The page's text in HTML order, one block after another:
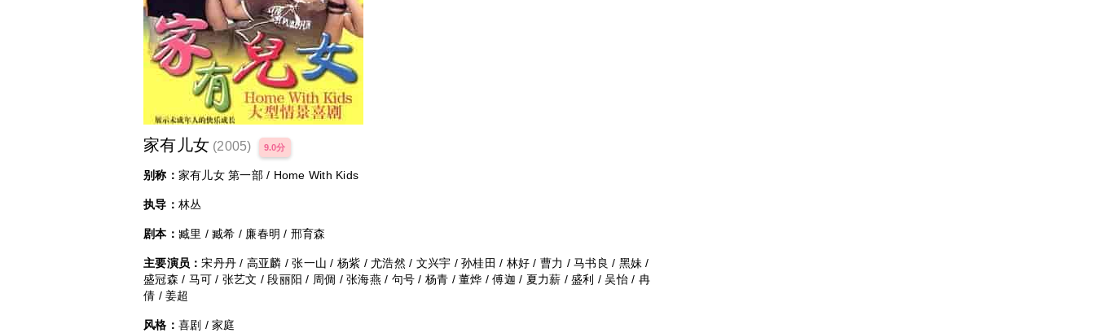
家有儿女 (2005) 9.0分
别称： 家有儿女 第一部 / Home With Kids
执导： 林丛
剧本： 臧里 / 臧希 / 廉春明 / 邢育森
主要演员：宋丹丹 / 高亚麟 / 张一山 / 杨紫 / 尤浩然 / 文兴宇 / 孙桂田 / 林好 / 曹力 / 马书良 / 黑妹 /
盛冠森 / 马可 / 张艺文 / 段丽阳 / 周倜 / 张海燕 / 句号 / 杨青 / 董烨 / 傅迦 / 夏力薪 / 盛利 / 吴怡 / 冉
倩 / 姜超
风格： 喜剧 / 家庭